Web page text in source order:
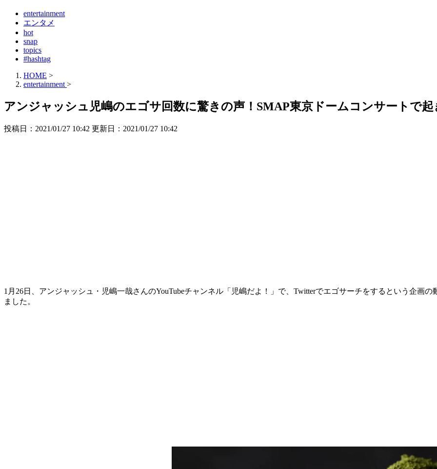
entertainment
エンタメ
hot
snap
topics
#hashtag
HOME >
entertainment >
アンジャッシュ児嶋のエゴサ回数に驚きの声！SMAP東京ドームコンサートで
投稿日：2021/01/27 10:42 更新日： 2021/01/27 10:42
1月26日、アンジャッシュ・児嶋一哉さんのYouTubeチャンネル「児嶋だよ！」で、Twitterでエゴサーチをするという企画
ました。